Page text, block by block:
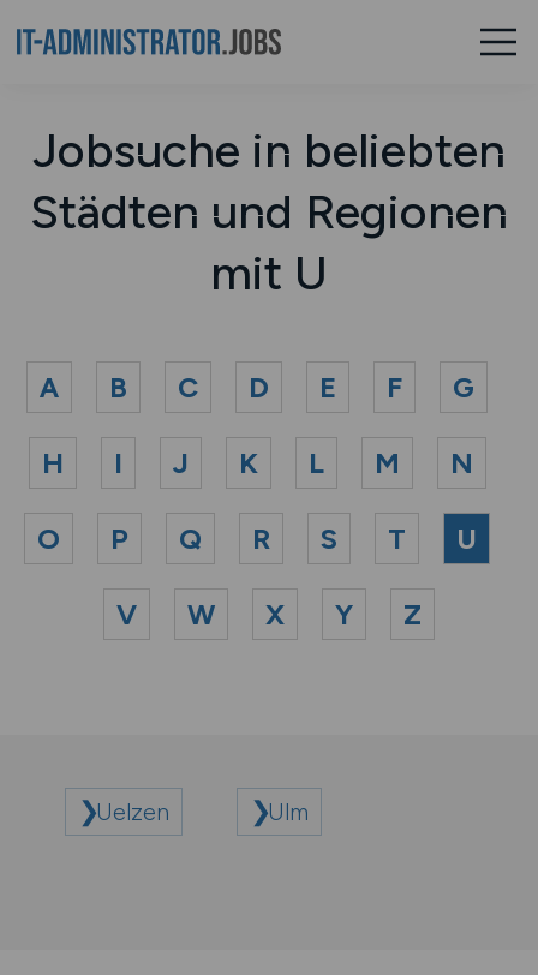
Jobsuche in beliebten
Städten und Regionen
mit U
A B C D E F G
H I J K L M N
O P Q R S T U
V W X Y Z
Uelzen Ulm